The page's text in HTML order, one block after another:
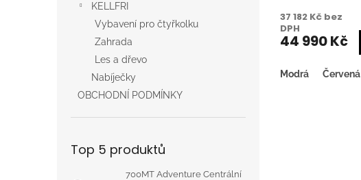
KELLFRI
Vybavení pro čtyřkolku
Zahrada
Les a dřevo
Nabíječky
OBCHODNÍ PODMÍNKY
Top 5 produktů
700MT Adventure Centrální
37 182 Kč bez
DPH
44 990 Kč
Modrá Červená